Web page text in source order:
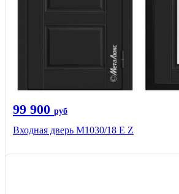
99 900 руб
Входная дверь М1030/18 E Z